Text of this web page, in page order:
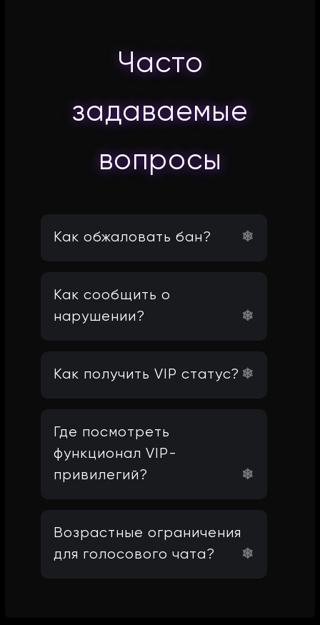
Часто
задаваемые
вопросы
Как обжаловать бан?
Как сообщить о
нарушении?
Как получить VIP статус?
Где посмотреть
функционал VIP-
привилегий?
Возрастные ограничения
для голосового чата?